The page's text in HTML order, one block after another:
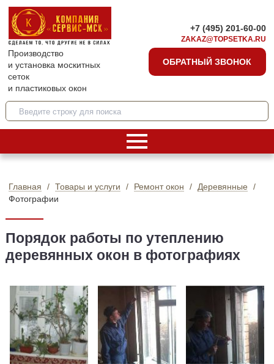
Производство
и установка москитных
сеток
и пластиковых окон
+7 (495) 201-60-00
ZAKAZ@TOPSETKA.RU
ОБРАТНЫЙ ЗВОНОК
Главная Товары и услуги Ремонт окон
Деревянные
Фотографии
Порядок работы по утеплению
деревянных окон в фотографиях